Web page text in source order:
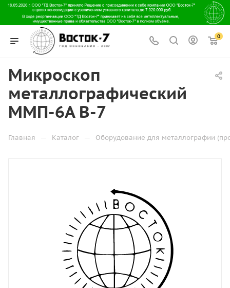
0
Микроскоп
металлографический
ММП-6A В-7
Главная — Каталог — Оборудование для металлографии